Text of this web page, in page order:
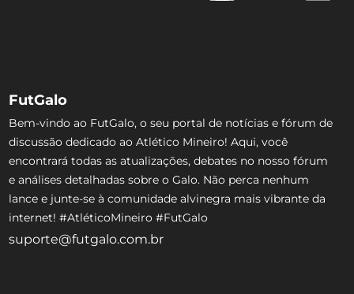
FutGalo
Bem-vindo ao FutGalo, o seu portal de notícias e fórum de
discussão dedicado ao Atlético Mineiro! Aqui, você
encontrará todas as atualizações, debates no nosso fórum
e análises detalhadas sobre o Galo. Não perca nenhum
lance e junte-se à comunidade alvinegra mais vibrante da
internet! #AtléticoMineiro #FutGalo
suporte@futgalo.com.br